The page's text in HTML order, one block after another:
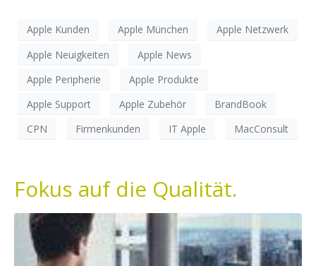
Apple Kunden Apple München
Apple Netzwerk
Apple Neuigkeiten
Apple News
Apple Peripherie
Apple Produkte
Apple Support
Apple Zubehör
BrandBook
CPN
Firmenkunden IT Apple MacConsult
Fokus auf die Qualität.